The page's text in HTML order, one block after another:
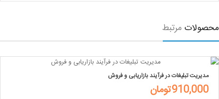
مرتبط
مدیریت تبلیغات در فرآیند بازاریابی و فروش
910,000تومان